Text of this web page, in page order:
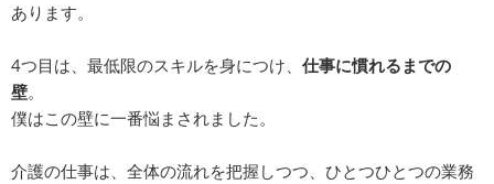
あります。
4つ目は、最低限のスキルを身につけ、 仕事に慣れるまでの
壁。
僕はこの壁に一番悩まされました。
介護の仕事は、全体の流れを把握しつつ、ひとつひとつの業務